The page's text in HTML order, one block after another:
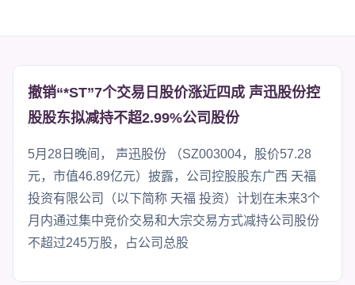
撤销“*ST”7个交易日股价涨近四成 声迅股份控
股股东拟减持不超2.99%公司股份
5月28日晚间， 声迅股份 （SZ003004，股价57.28
元，市值46.89亿元）披露，公司控股股东广西 天福
投资有限公司（以下简称 天福 投资）计划在未来3个
月内通过集中竞价交易和大宗交易方式减持公司股份
不超过245万股，占公司总股